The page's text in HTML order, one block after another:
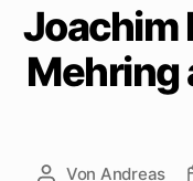
Joachim
Mehring
Beitragsautor
Von Andreas